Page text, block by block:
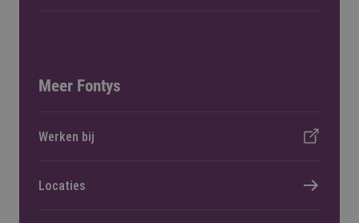
Meer Fontys
Werken bij
Locaties